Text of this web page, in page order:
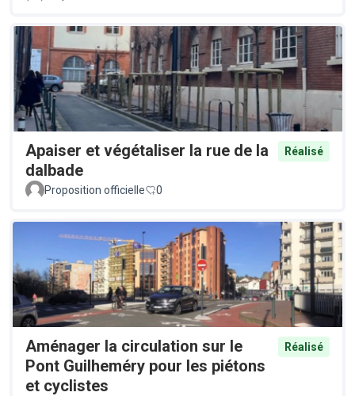
Apaiser et végétaliser la rue de la
dalbade
Réalisé
Proposition officielle 0
Aménager la circulation sur le
Pont Guilheméry pour les piétons
et cyclistes
Réalisé